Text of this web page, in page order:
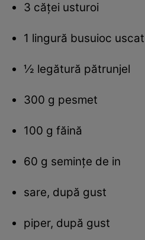
3 căţei usturoi
1 lingură busuioc uscat
½ legătură pătrunjel
300 g pesmet
100 g făină
60 g seminţe de in
sare, după gust
piper, după gust